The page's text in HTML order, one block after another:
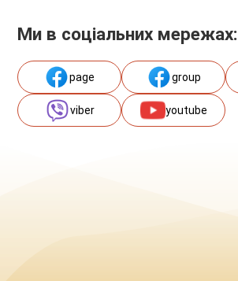
Ми в соціальних мережах:
page group
viber youtube